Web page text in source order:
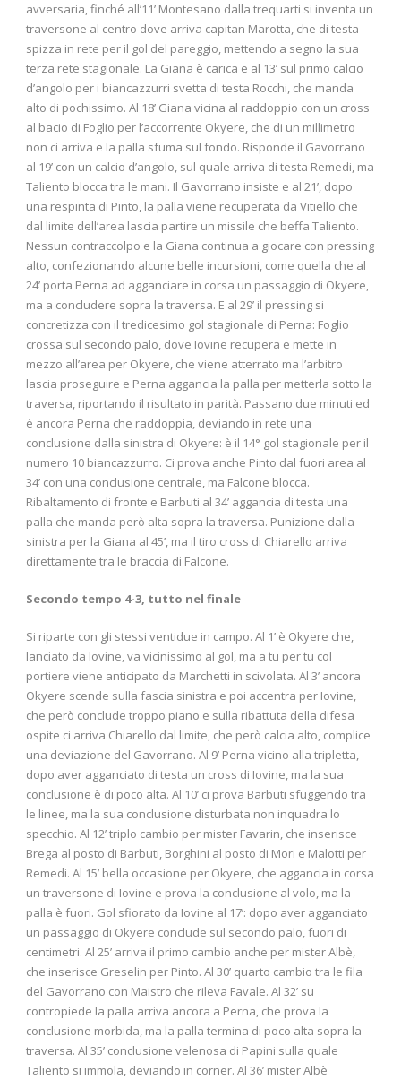
avversaria, finché all’11’ Montesano dalla trequarti si inventa un
traversone al centro dove arriva capitan Marotta, che di testa
spizza in rete per il gol del pareggio, mettendo a segno la sua
terza rete stagionale. La Giana è carica e al 13’ sul primo calcio
d’angolo per i biancazzurri svetta di testa Rocchi, che manda
alto di pochissimo. Al 18’ Giana vicina al raddoppio con un cross
al bacio di Foglio per l’accorrente Okyere, che di un millimetro
non ci arriva e la palla sfuma sul fondo. Risponde il Gavorrano
al 19’ con un calcio d’angolo, sul quale arriva di testa Remedi, ma
Taliento blocca tra le mani. Il Gavorrano insiste e al 21’, dopo
una respinta di Pinto, la palla viene recuperata da Vitiello che
dal limite dell’area lascia partire un missile che beffa Taliento.
Nessun contraccolpo e la Giana continua a giocare con pressing
alto, confezionando alcune belle incursioni, come quella che al
24’ porta Perna ad agganciare in corsa un passaggio di Okyere,
ma a concludere sopra la traversa. E al 29’ il pressing si
concretizza con il tredicesimo gol stagionale di Perna: Foglio
crossa sul secondo palo, dove Iovine recupera e mette in
mezzo all’area per Okyere, che viene atterrato ma l’arbitro
lascia proseguire e Perna aggancia la palla per metterla sotto la
traversa, riportando il risultato in parità. Passano due minuti ed
è ancora Perna che raddoppia, deviando in rete una
conclusione dalla sinistra di Okyere: è il 14° gol stagionale per il
numero 10 biancazzurro. Ci prova anche Pinto dal fuori area al
34’ con una conclusione centrale, ma Falcone blocca.
Ribaltamento di fronte e Barbuti al 34’ aggancia di testa una
palla che manda però alta sopra la traversa. Punizione dalla
sinistra per la Giana al 45’, ma il tiro cross di Chiarello arriva
direttamente tra le braccia di Falcone.
Secondo tempo 4-3, tutto nel finale
Si riparte con gli stessi ventidue in campo. Al 1’ è Okyere che,
lanciato da Iovine, va vicinissimo al gol, ma a tu per tu col
portiere viene anticipato da Marchetti in scivolata. Al 3’ ancora
Okyere scende sulla fascia sinistra e poi accentra per Iovine,
che però conclude troppo piano e sulla ribattuta della difesa
ospite ci arriva Chiarello dal limite, che però calcia alto, complice
una deviazione del Gavorrano. Al 9’ Perna vicino alla tripletta,
dopo aver agganciato di testa un cross di Iovine, ma la sua
conclusione è di poco alta. Al 10’ ci prova Barbuti sfuggendo tra
le linee, ma la sua conclusione disturbata non inquadra lo
specchio. Al 12’ triplo cambio per mister Favarin, che inserisce
Brega al posto di Barbuti, Borghini al posto di Mori e Malotti per
Remedi. Al 15’ bella occasione per Okyere, che aggancia in corsa
un traversone di Iovine e prova la conclusione al volo, ma la
palla è fuori. Gol sfiorato da Iovine al 17’: dopo aver agganciato
un passaggio di Okyere conclude sul secondo palo, fuori di
centimetri. Al 25’ arriva il primo cambio anche per mister Albè,
che inserisce Greselin per Pinto. Al 30’ quarto cambio tra le fila
del Gavorrano con Maistro che rileva Favale. Al 32’ su
contropiede la palla arriva ancora a Perna, che prova la
conclusione morbida, ma la palla termina di poco alta sopra la
traversa. Al 35’ conclusione velenosa di Papini sulla quale
Taliento si immola, deviando in corner. Al 36’ mister Albè